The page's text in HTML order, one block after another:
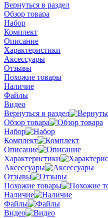
Вернуться в раздел
Обзор товара
Набор
Комплект
Описание
Характеристики
Аксессуары
Отзывы
Похожие товары
Наличие
Файлы
Видео
Вернуться в раздел
Обзор товара
Набор
Комплект
Описание
Характеристики
Аксессуары
Отзывы
Похожие товары
Наличие
Файлы
Видео